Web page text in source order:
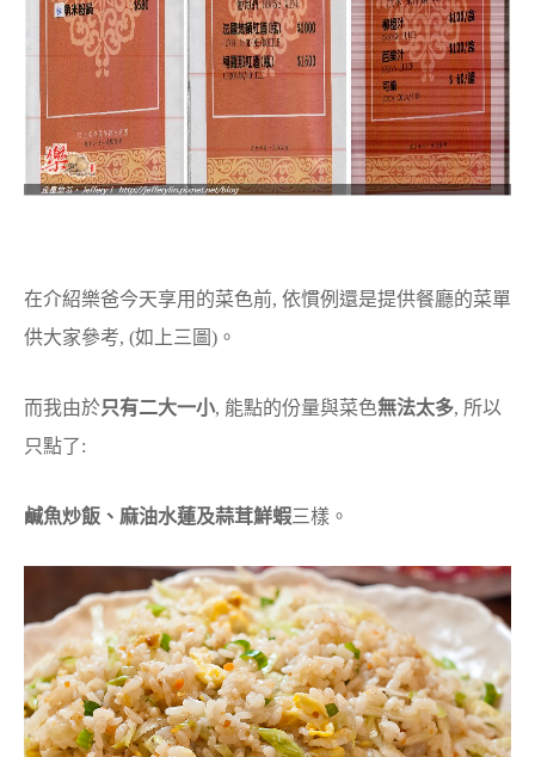
在介紹樂爸今天享用的菜色前, 依慣例還是提供餐廳的菜單
供大家參考, (如上三圖)。
而我由於只有二大一小, 能點的份量與菜色無法太多, 所以
只點了:
鹹魚炒飯、麻油水蓮及蒜茸鮮蝦三樣。